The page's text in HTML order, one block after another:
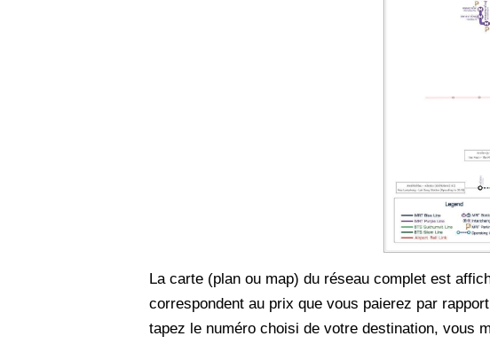
La carte (plan ou map) du réseau complet est
correspondent au prix que vous paierez par
tapez le numéro choisi de votre destination, vous